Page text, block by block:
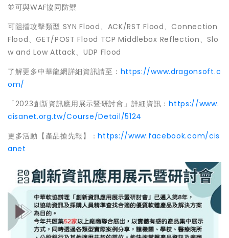
並可與WAF協同防禦
可阻擋攻擊類型 SYN Flood、ACK/RST Flood、Connection
Flood、GET/POST Flood TCP Middlebox Reflection、Slo
w and Low Attack、UDP Flood
了解更多中華龍網詳細資訊請至： https://www.dragonsoft.c
om/
「2023創新資訊應用展示暨研討會」詳細資訊：https://www.
cisanet.org.tw/Course/Detail/5124
更多活動【產品搶先報】：https://www.facebook.com/cis
anet